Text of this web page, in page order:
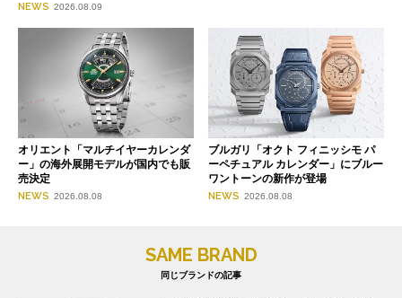
NEWS 2026.08.09
オリエント「マルチイヤーカレンダ
ー」の海外展開モデルが国内でも販
売決定
NEWS 2026.08.08
ブルガリ「オクト フィニッシモ パ
ーペチュアル カレンダー」にブルー
ワントーンの新作が登場
NEWS 2026.08.08
SAME BRAND
同じブランドの記事